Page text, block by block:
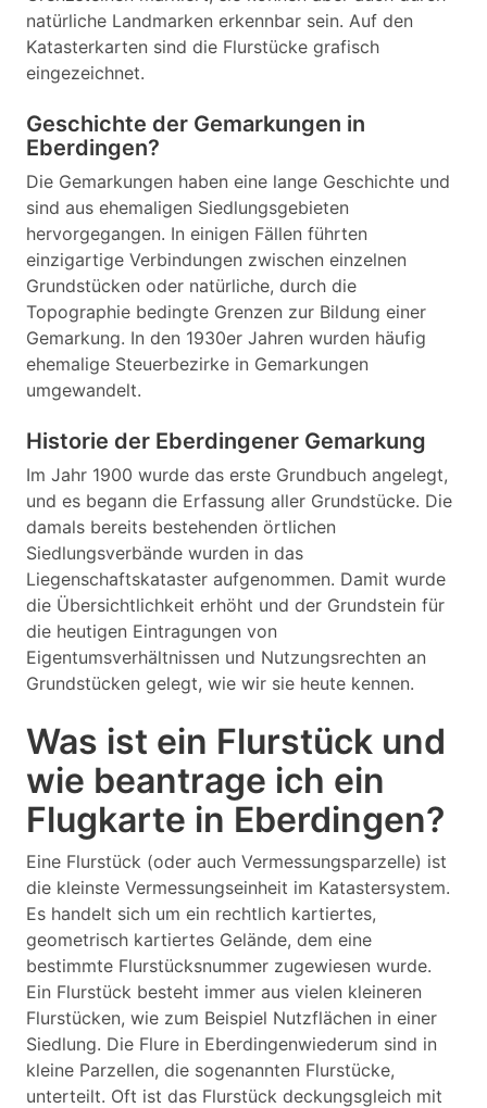
natürliche Landmarken erkennbar sein. Auf den
Katasterkarten sind die Flurstücke grafisch
eingezeichnet.
Geschichte der Gemarkungen in
Eberdingen?
Die Gemarkungen haben eine lange Geschichte und
sind aus ehemaligen Siedlungsgebieten
hervorgegangen. In einigen Fällen führten
einzigartige Verbindungen zwischen einzelnen
Grundstücken oder natürliche, durch die
Topographie bedingte Grenzen zur Bildung einer
Gemarkung. In den 1930er Jahren wurden häufig
ehemalige Steuerbezirke in Gemarkungen
umgewandelt.
Historie der Eberdingener Gemarkung
Im Jahr 1900 wurde das erste Grundbuch angelegt,
und es begann die Erfassung aller Grundstücke. Die
damals bereits bestehenden örtlichen
Siedlungsverbände wurden in das
Liegenschaftskataster aufgenommen. Damit wurde
die Übersichtlichkeit erhöht und der Grundstein für
die heutigen Eintragungen von
Eigentumsverhältnissen und Nutzungsrechten an
Grundstücken gelegt, wie wir sie heute kennen.
Was ist ein Flurstück und
wie beantrage ich ein
Flugkarte in Eberdingen?
Eine Flurstück (oder auch Vermessungsparzelle) ist
die kleinste Vermessungseinheit im Katastersystem.
Es handelt sich um ein rechtlich kartiertes,
geometrisch kartiertes Gelände, dem eine
bestimmte Flurstücksnummer zugewiesen wurde.
Ein Flurstück besteht immer aus vielen kleineren
Flurstücken, wie zum Beispiel Nutzflächen in einer
Siedlung. Die Flure in Eberdingenwiederum sind in
kleine Parzellen, die sogenannten Flurstücke,
unterteilt. Oft ist das Flurstück deckungsgleich mit